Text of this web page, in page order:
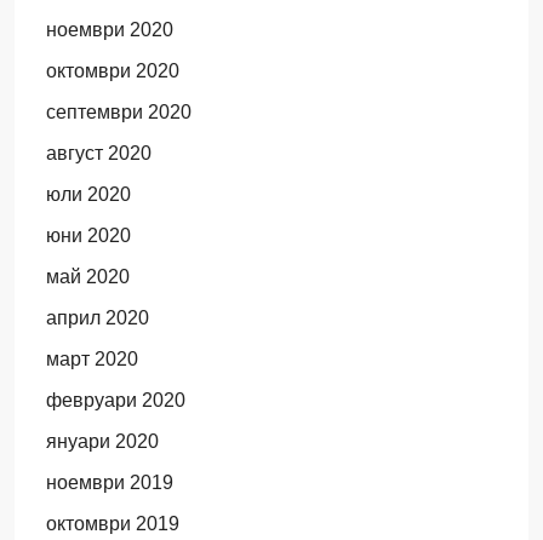
ноември 2020
октомври 2020
септември 2020
август 2020
юли 2020
юни 2020
май 2020
април 2020
март 2020
февруари 2020
януари 2020
ноември 2019
октомври 2019